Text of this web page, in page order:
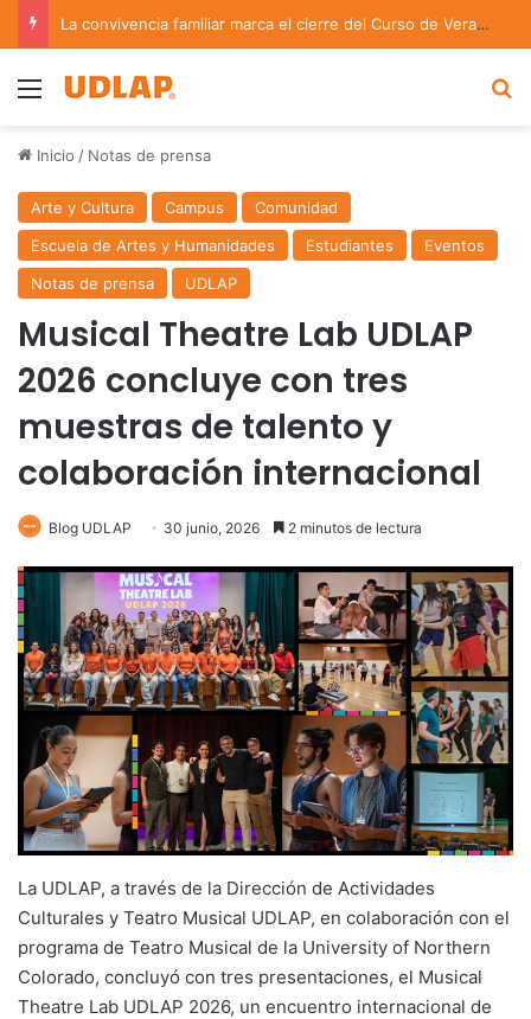
La convivencia familiar marca el cierre del Curso de Verano de Escuelas Aztecas
Menu
Inicio / Notas de prensa
Arte y Cultura Campus
Comunidad
Escuela de Artes y Humanidades
Estudiantes
Eventos
Notas de prensa
UDLAP
Musical Theatre Lab UDLAP
2026 concluye con tres
muestras de talento y
colaboración internacional
Blog UDLAP 30 junio, 2026 2 minutos de lectura
La UDLAP, a través de la Dirección de Actividades
Culturales y Teatro Musical UDLAP, en colaboración con el
programa de Teatro Musical de la University of Northern
Colorado, concluyó con tres presentaciones, el Musical
Theatre Lab UDLAP 2026, un encuentro internacional de